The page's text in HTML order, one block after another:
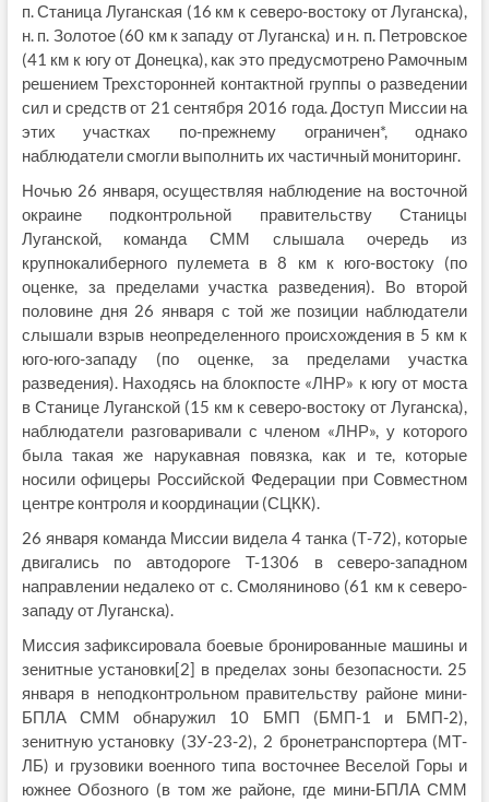
п. Станица Луганская (16 км к северо-востоку от Луганска),
н. п. Золотое (60 км к западу от Луганска) и н. п. Петровское
(41 км к югу от Донецка), как это предусмотрено Рамочным
решением Трехсторонней контактной группы о разведении
сил и средств от 21 сентября 2016 года. Доступ Миссии на
этих участках по-прежнему ограничен*, однако
наблюдатели смогли выполнить их частичный мониторинг.
Ночью 26 января, осуществляя наблюдение на восточной
окраине подконтрольной правительству Станицы
Луганской, команда СММ слышала очередь из
крупнокалиберного пулемета в 8 км к юго-востоку (по
оценке, за пределами участка разведения). Во второй
половине дня 26 января с той же позиции наблюдатели
слышали взрыв неопределенного происхождения в 5 км к
юго-юго-западу (по оценке, за пределами участка
разведения). Находясь на блокпосте «ЛНР» к югу от моста
в Станице Луганской (15 км к северо-востоку от Луганска),
наблюдатели разговаривали с членом «ЛНР», у которого
была такая же нарукавная повязка, как и те, которые
носили офицеры Российской Федерации при Совместном
центре контроля и координации (СЦКК).
26 января команда Миссии видела 4 танка (Т-72), которые
двигались по автодороге T-1306 в северо-западном
направлении недалеко от с. Смоляниново (61 км к северо-
западу от Луганска).
Миссия зафиксировала боевые бронированные машины и
зенитные установки[2] в пределах зоны безопасности. 25
января в неподконтрольном правительству районе мини-
БПЛА СММ обнаружил 10 БМП (БМП-1 и БМП-2),
зенитную установку (ЗУ-23-2), 2 бронетранспортера (МТ-
ЛБ) и грузовики военного типа восточнее Веселой Горы и
южнее Обозного (в том же районе, где мини-БПЛА СММ